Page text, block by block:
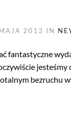
2013 IN
fantastyczne
bezruchu